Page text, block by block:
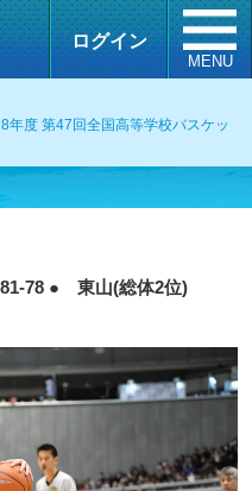
ログイン
MENU
度 第47回全国高等学校バスケッ
78 ● 東山(総体2位)